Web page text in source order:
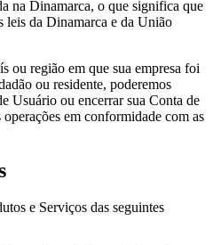
na Dinamarca, o que significa que
leis da Dinamarca e da União
ou região em que sua empresa foi
ou residente, poderemos
Usuário ou encerrar sua Conta de
em conformidade com as
e Serviços das seguintes